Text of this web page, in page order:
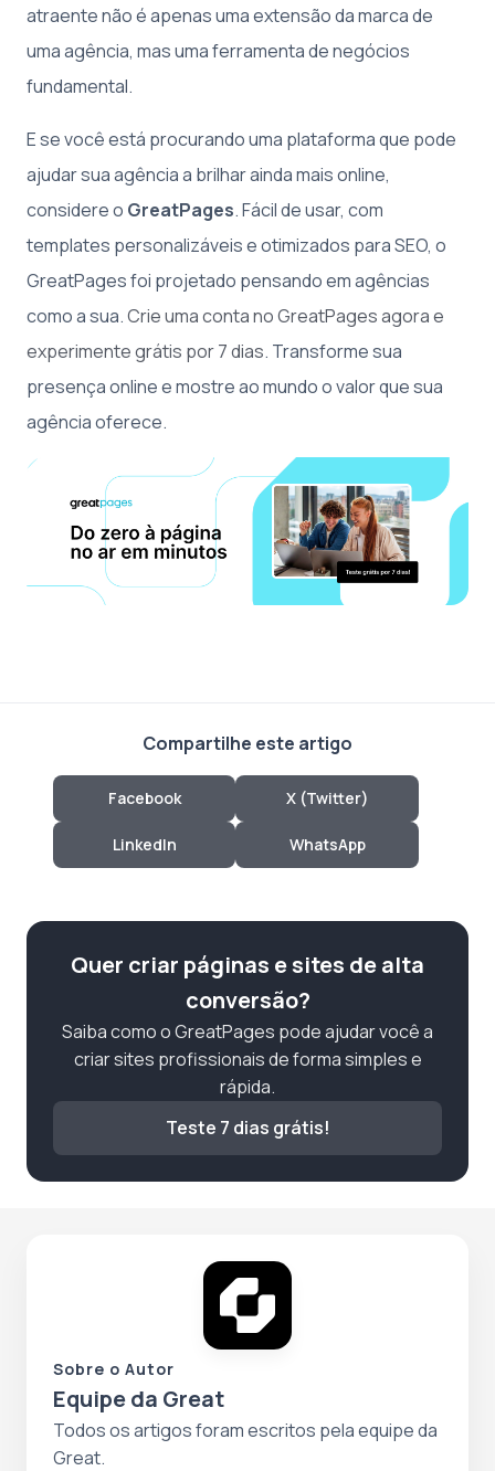
atraente não é apenas uma extensão da marca de
uma agência, mas uma ferramenta de negócios
fundamental.
E se você está procurando uma plataforma que pode
ajudar sua agência a brilhar ainda mais online,
considere o GreatPages. Fácil de usar, com
templates personalizáveis e otimizados para SEO, o
GreatPages foi projetado pensando em agências
como a sua.Crie uma conta no GreatPages agora e
experimente grátis por 7 dias. Transforme sua
presença online e mostre ao mundo o valor que sua
agência oferece.
Compartilhe este artigo
Facebook X (Twitter)
LinkedIn WhatsApp
Quer criar páginas e sites de alta
conversão?
Saiba como o GreatPages pode ajudar você a
criar sites profissionais de forma simples e
rápida.
Teste 7 dias grátis!
Sobre o Autor
Equipe da Great
Todos os artigos foram escritos pela equipe da
Great.